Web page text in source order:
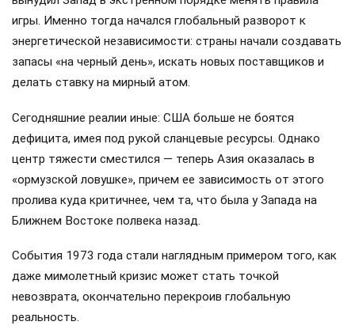
игры. Именно тогда начался глобальный разворот к
энергетической независимости: страны начали создавать
запасы «на черный день», искать новых поставщиков и
делать ставку на мирный атом.
Сегодняшние реалии иные: США больше не боятся
дефицита, имея под рукой сланцевые ресурсы. Однако
центр тяжести сместился — теперь Азия оказалась в
«ормузской ловушке», причем ее зависимость от этого
пролива куда критичнее, чем та, что была у Запада на
Ближнем Востоке полвека назад.
События 1973 года стали наглядным примером того, как
даже мимолетный кризис может стать точкой
невозврата, окончательно перекроив глобальную
реальность.